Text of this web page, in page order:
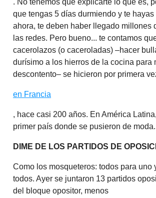
. No tenemos que explicarte lo que es,
que tengas 5 días durmiendo y te
ahora, te deben haber llegado millones
las redes. Pero bueno... te contamos
cacerolazos (o caceroladas) –hacer
durísimo a los hierros de la cocina para
descontento– se hicieron por primera
en Francia
, hace casi 200 años. En América
primer país donde se pusieron de moda.
DIME DE LOS PARTIDOS DE
Como los mosqueteros: todos para uno
todos. Ayer se juntaron 13 partidos
del bloque opositor, menos